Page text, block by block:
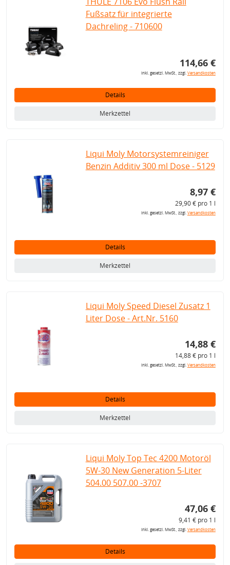
Fußsatz für integrierte
Dachreling - 710600
114,66 €
inkl. gesetzl. MwSt., zzgl.Versandkosten
Details
Merkzettel
Liqui Moly Motorsystemreiniger
Benzin Additiv 300 ml Dose - 5129
8,97 €
29,90 € pro 1 l
inkl. gesetzl. MwSt., zzgl.Versandkosten
Details
Merkzettel
Liqui Moly Speed Diesel Zusatz 1
Liter Dose - Art.Nr. 5160
14,88 €
14,88 € pro 1 l
inkl. gesetzl. MwSt., zzgl.Versandkosten
Details
Merkzettel
Liqui Moly Top Tec 4200 Motoröl
5W-30 New Generation 5-Liter
504.00 507.00 -3707
47,06 €
9,41 € pro 1 l
inkl. gesetzl. MwSt., zzgl.Versandkosten
Details